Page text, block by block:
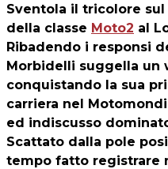
Sventola il tricolore
della classe Moto2 al
Ribadendo i responsi
Morbidelli suggella un
conquistando la sua
carriera nel
ed indiscusso
Scattato dalla pole
tempo fatto registrare